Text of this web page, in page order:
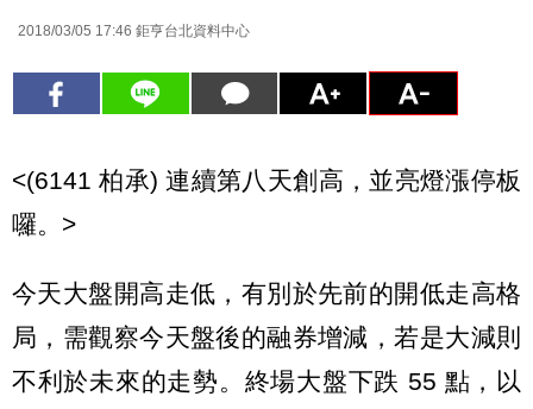
2018/03/05 17:46 鉅亨台北資料中心
<(6141 柏承) 連續第八天創高，並亮燈漲停板
囉。>
今天大盤開高走低，有別於先前的開低走高格
局，需觀察今天盤後的融券增減，若是大減則
不利於未來的走勢。終場大盤下跌 55 點，以